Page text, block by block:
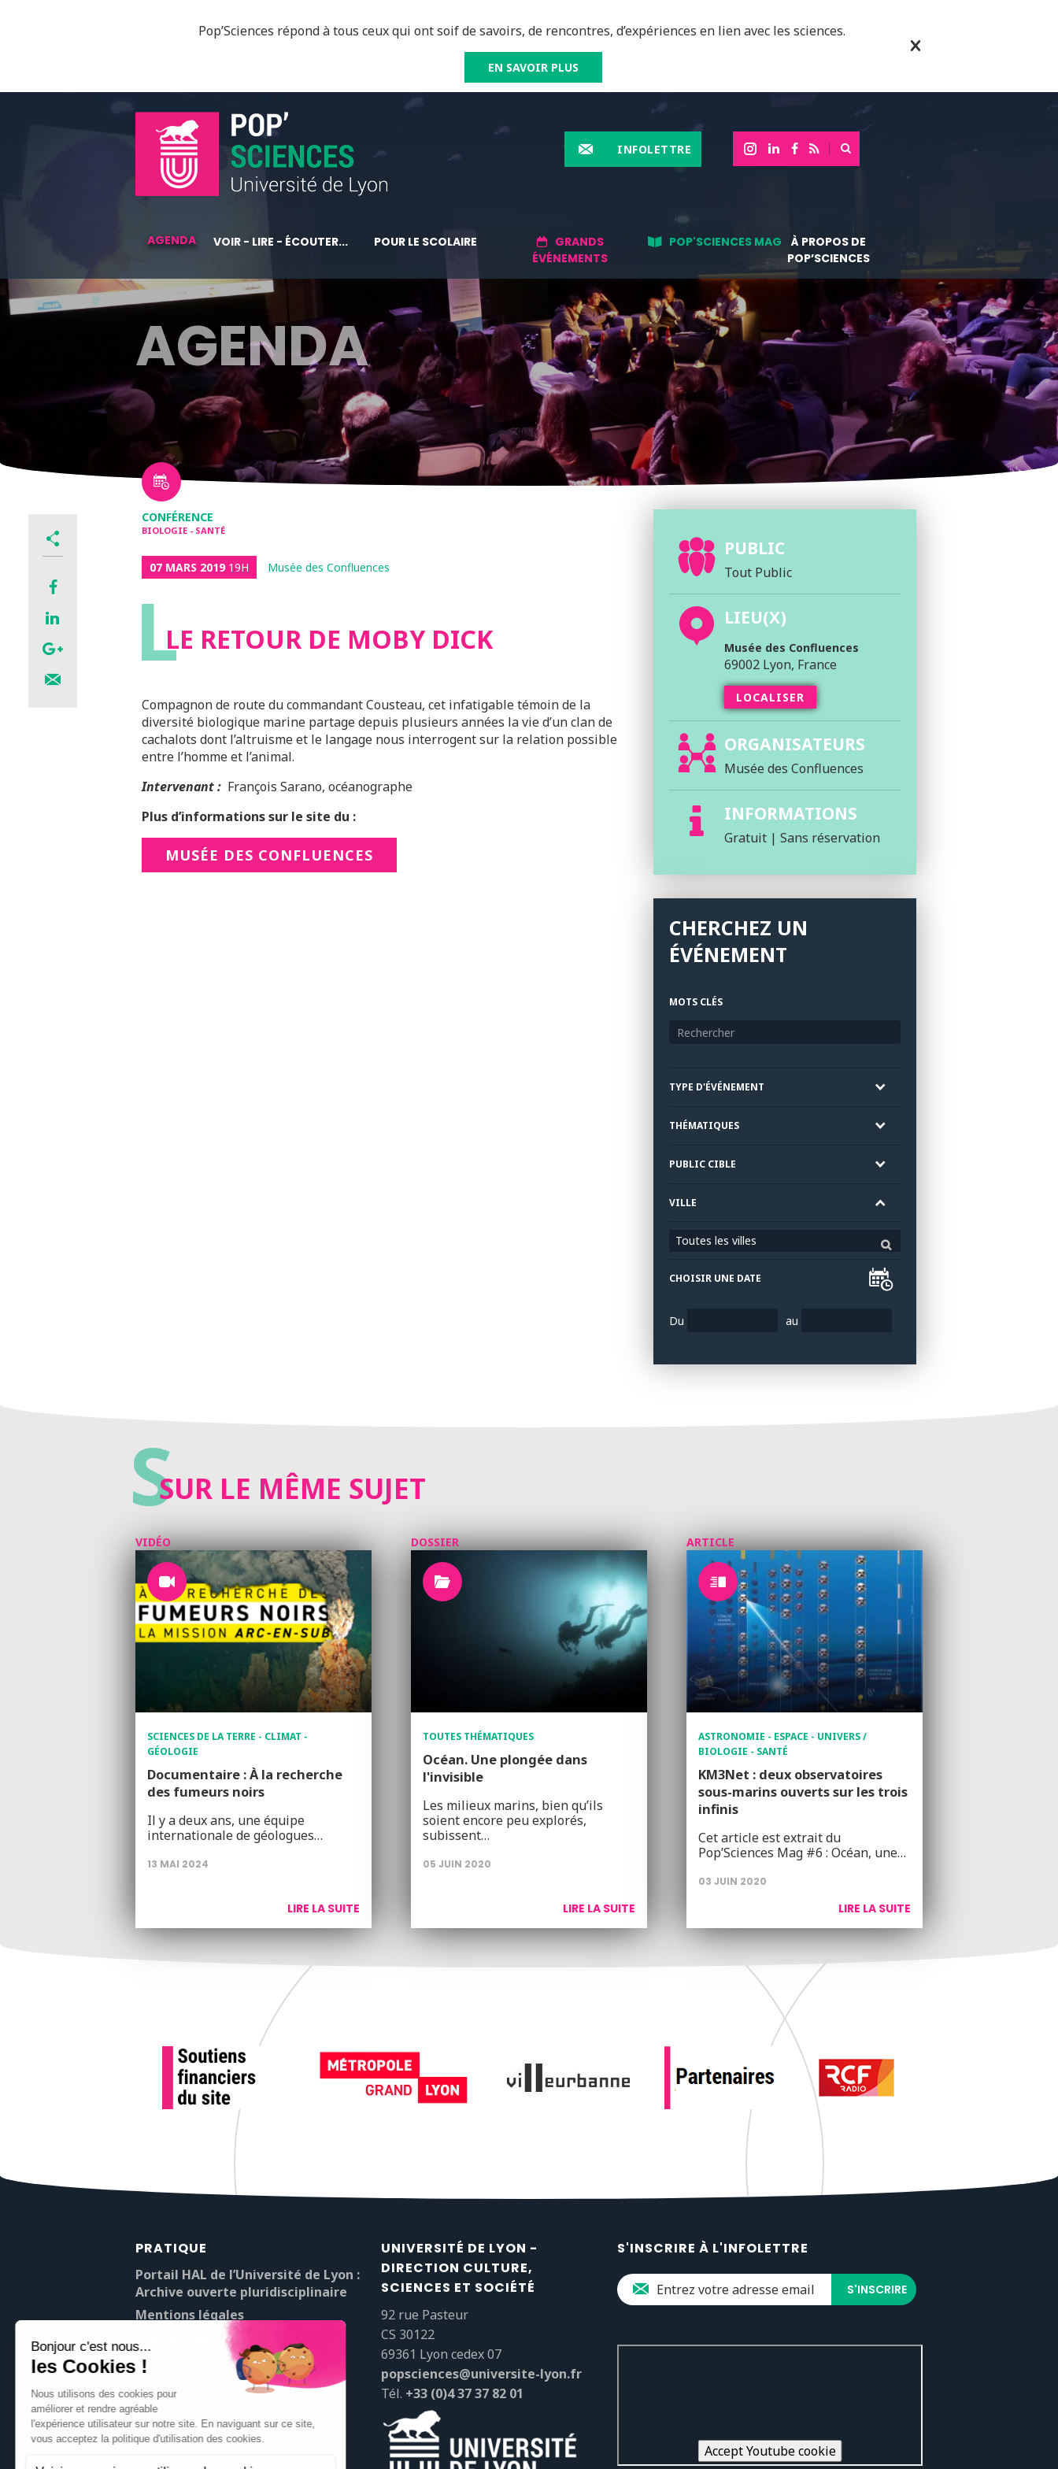
Pop’Sciences répond à tous ceux qui ont soif de savoirs, de rencontres, d’expériences en lien avec les sciences.
EN SAVOIR PLUS
INFOLETTRE
AGENDA VOIR - LIRE - ÉCOUTER... POUR LE SCOLAIRE
GRANDS
ÉVÉNEMENTS
POP'SCIENCES MAG
À PROPOS DE
POP’SCIENCES
AGENDA
CONFÉRENCE
BIOLOGIE - SANTÉ
07 MARS 201919H Musée des Confluences
LLE RETOUR DE MOBY DICK
Compagnon de route du commandant Cousteau, cet infatigable témoin de la
diversité biologique marine partage depuis plusieurs années la vie d’un clan de
cachalots dont l’altruisme et le langage nous interrogent sur la relation possible
entre l’homme et l’animal.
Intervenant : François Sarano, océanographe
Plus d’informations sur le site du :
MUSÉE DES CONFLUENCES
PUBLIC
Tout Public
LIEU(X)
Musée des Confluences
69002 Lyon, France
LOCALISER
ORGANISATEURS
Musée des Confluences
INFORMATIONS
Gratuit | Sans réservation
CHERCHEZ UN
ÉVÉNEMENT
MOTS CLÉS
TYPE D'ÉVÉNEMENT
THÉMATIQUES
PUBLIC CIBLE
VILLE
Toutes les villes
CHOISIR UNE DATE
Du au
SSUR LE MÊME SUJET
VIDÉO
SCIENCES DE LA TERRE - CLIMAT -
GÉOLOGIE
Documentaire : À la recherche
des fumeurs noirs
Il y a deux ans, une équipe
internationale de géologues…
13 MAI 2024
LIRE LA SUITE
DOSSIER
TOUTES THÉMATIQUES
Océan. Une plongée dans
l'invisible
Les milieux marins, bien qu’ils
soient encore peu explorés,
subissent…
05 JUIN 2020
LIRE LA SUITE
ARTICLE
ASTRONOMIE - ESPACE - UNIVERS /
BIOLOGIE - SANTÉ
KM3Net : deux observatoires
sous-marins ouverts sur les trois
infinis
Cet article est extrait du
Pop’Sciences Mag #6 : Océan, une…
03 JUIN 2020
LIRE LA SUITE
PRATIQUE
Portail HAL de l’Université de Lyon :
Archive ouverte pluridisciplinaire
Mentions légales
À propos de Pop’Sciences
Contact
UNIVERSITÉ DE LYON -
DIRECTION CULTURE,
SCIENCES ET SOCIÉTÉ
92 rue Pasteur
CS 30122
69361 Lyon cedex 07
popsciences@universite-lyon.fr
Tél. +33 (0)4 37 37 82 01
S'INSCRIRE À L'INFOLETTRE
Accept Youtube cookie